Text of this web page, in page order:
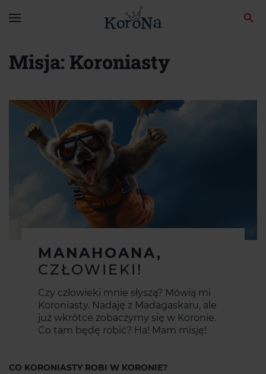
Misja: Koroniasty
MANAHOANA,
CZŁOWIEKI!
Czy człowieki mnie słyszą? Mówią mi
Koroniasty. Nadaję z Madagaskaru, ale
już wkrótce zobaczymy się w Koronie.
Co tam będę robić? Ha! Mam misję!
CO KORONIASTY ROBI W KORONIE?